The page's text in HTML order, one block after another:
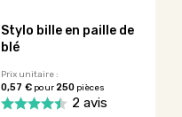
Stylo bille en paille de
blé
Prix unitaire :
0,57 €pour250pièces
2 avis